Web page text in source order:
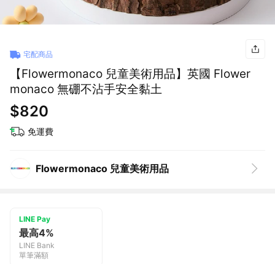
宅配商品
【Flowermonaco 兒童美術用品】英國 Flower
monaco 無硼不沾手安全黏土
$820
免運費
Flowermonaco 兒童美術用品
LINE Pay
最高4%
LINE Bank
單筆滿額